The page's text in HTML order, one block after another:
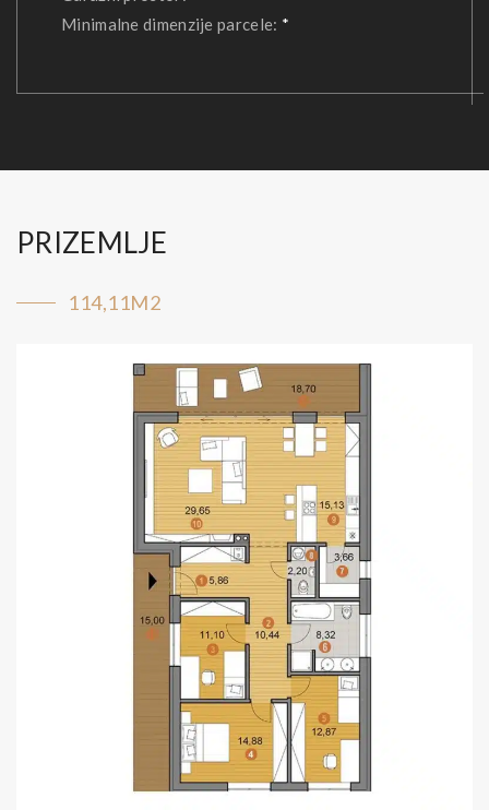
Minimalne dimenzije parcele: *
PRIZEMLJE
114,11M2